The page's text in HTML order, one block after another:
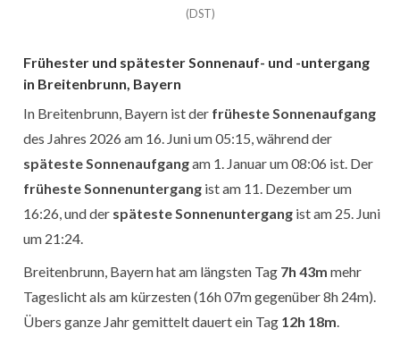
(DST)
Frühester und spätester Sonnenauf- und -untergang
in Breitenbrunn, Bayern
In Breitenbrunn, Bayern ist der früheste Sonnenaufgang
des Jahres 2026 am 16. Juni um 05:15, während der
späteste Sonnenaufgangam 1. Januar um 08:06 ist. Der
früheste Sonnenuntergang ist am 11. Dezember um
16:26, und der späteste Sonnenuntergang ist am 25. Juni
um 21:24.
Breitenbrunn, Bayern hat am längsten Tag 7h 43m mehr
Tageslicht als am kürzesten (16h 07m gegenüber 8h 24m).
Übers ganze Jahr gemittelt dauert ein Tag 12h 18m